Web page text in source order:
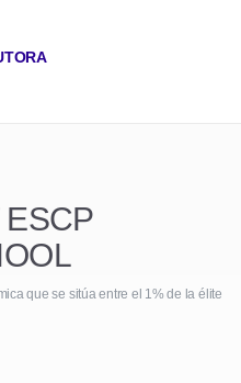
ESCP
que se sitúa entre el 1% de la élite